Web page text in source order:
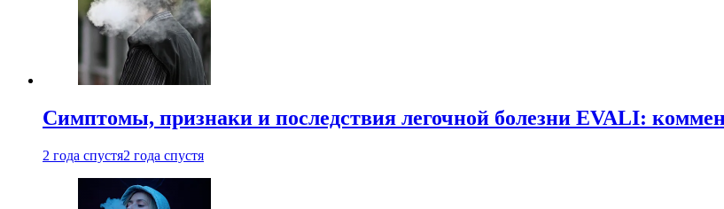
Симптомы, признаки и последствия легочной болезни EVALI:
2 года спустя2 года спустя